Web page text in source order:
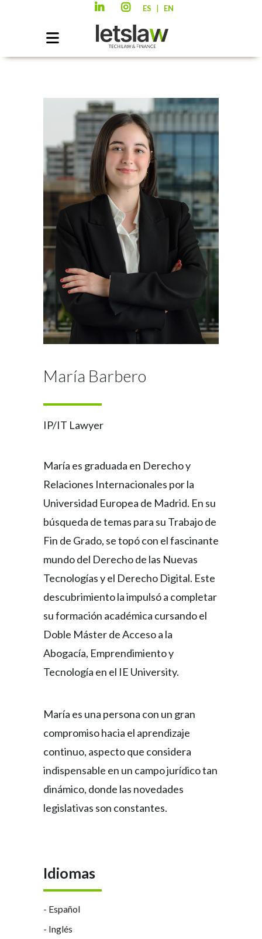
ES EN
María Barbero
IP/IT Lawyer
María es graduada en Derecho y
Relaciones Internacionales por la
Universidad Europea de Madrid. En su
búsqueda de temas para su Trabajo de
Fin de Grado, se topó con el fascinante
mundo del Derecho de las Nuevas
Tecnologías y el Derecho Digital. Este
descubrimiento la impulsó a completar
su formación académica cursando el
Doble Máster de Acceso a la
Abogacía, Emprendimiento y
Tecnología en el IE University.
María es una persona con un gran
compromiso hacia el aprendizaje
continuo, aspecto que considera
indispensable en un campo jurídico tan
dinámico, donde las novedades
legislativas son constantes.
Idiomas
- Español
- Inglés